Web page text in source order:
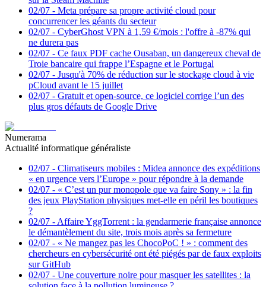
02/07 - Meta prépare sa propre activité cloud pour
concurrencer les géants du secteur
02/07 - CyberGhost VPN à 1,59 €/mois : l'offre à -87% qui
ne durera pas
02/07 - Ce faux PDF cache Ousaban, un dangereux cheval de
Troie bancaire qui frappe l’Espagne et le Portugal
02/07 - Jusqu'à 70% de réduction sur le stockage cloud à vie
pCloud avant le 15 juillet
02/07 - Gratuit et open-source, ce logiciel corrige l’un des
plus gros défauts de Google Drive
Numerama
Actualité informatique généraliste
02/07 - Climatiseurs mobiles : Midea annonce des expéditions
« en urgence vers l’Europe » pour répondre à la demande
02/07 - « C’est un pur monopole que va faire Sony » : la fin
des jeux PlayStation physiques met-elle en péril les boutiques
?
02/07 - Affaire YggTorrent : la gendarmerie française annonce
le démantèlement du site, trois mois après sa fermeture
02/07 - « Ne mangez pas les ChocoPoC ! » : comment des
chercheurs en cybersécurité ont été piégés par de faux exploits
sur GitHub
02/07 - Une couverture noire pour masquer les satellites : la